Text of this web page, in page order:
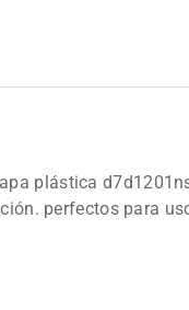
plástica
perfectos para